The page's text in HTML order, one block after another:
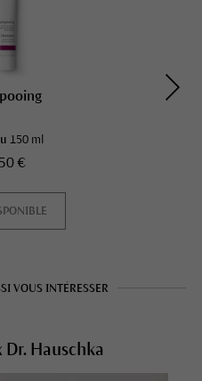
150 ml
€
VOUS INTÉRESSER
Dr. Hauschka